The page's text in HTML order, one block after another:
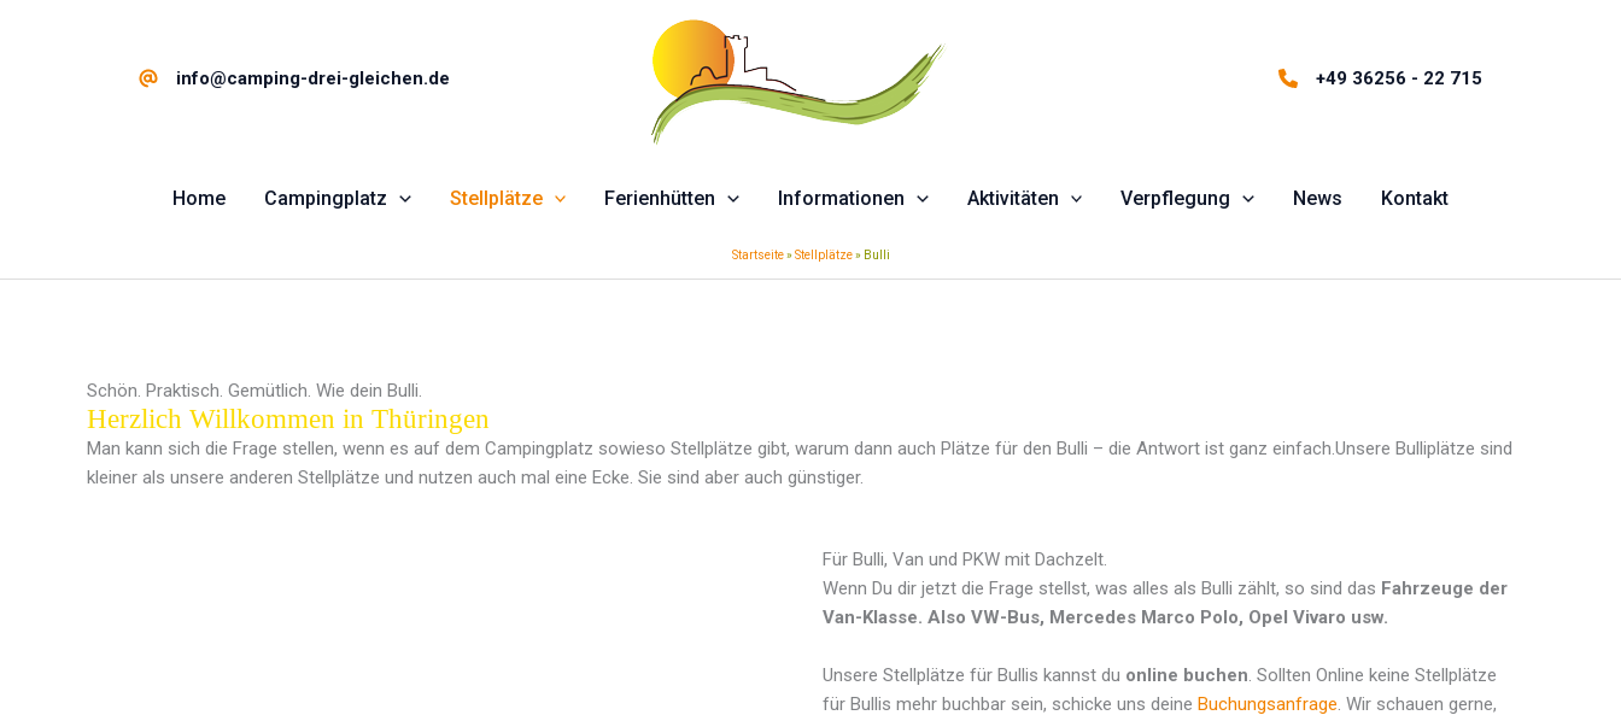
info@camping-drei-gleichen.de +49 36256 - 22 715
Home Campingplatz Stellplätze Ferienhütten Informationen Aktivitäten Verpflegung News Kontakt
Startseite»Stellplätze» Bulli
Schön. Praktisch. Gemütlich. Wie dein Bulli.
Herzlich Willkommen in Thüringen
Man kann sich die Frage stellen, wenn es auf dem Campingplatz sowieso Stellplätze gibt, warum dann auch Plätze für den Bulli – die Antwort ist ganz einfach.Unsere Bulliplätze sind
kleiner als unsere anderen Stellplätze und nutzen auch mal eine Ecke. Sie sind aber auch günstiger.
Für Bulli, Van und PKW mit Dachzelt.
Wenn Du dir jetzt die Frage stellst, was alles als Bulli zählt, so sind das Fahrzeuge der
Van-Klasse. Also VW-Bus, Mercedes Marco Polo, Opel Vivaro usw.
Unsere Stellplätze für Bullis kannst du online buchen. Sollten Online keine Stellplätze
für Bullis mehr buchbar sein, schicke uns deine Buchungsanfrage. Wir schauen gerne,